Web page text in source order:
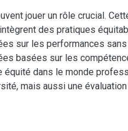
jouer un rôle crucial.
des pratiques
sur les performances
basées sur les
équité dans le monde
mais aussi une